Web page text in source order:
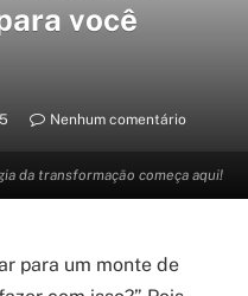
da transformação começa aqui!
você
Nenhum comentário
para um monte de